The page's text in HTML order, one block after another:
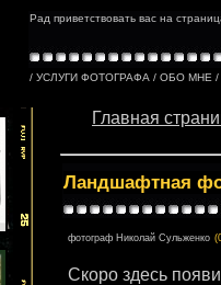
Рад приветствовать вас на
/ УСЛУГИ ФОТОГРАФА / ОБО МНЕ /
Главная
Ландшафтная
фотограф Николай Сульженко
Скоро здесь